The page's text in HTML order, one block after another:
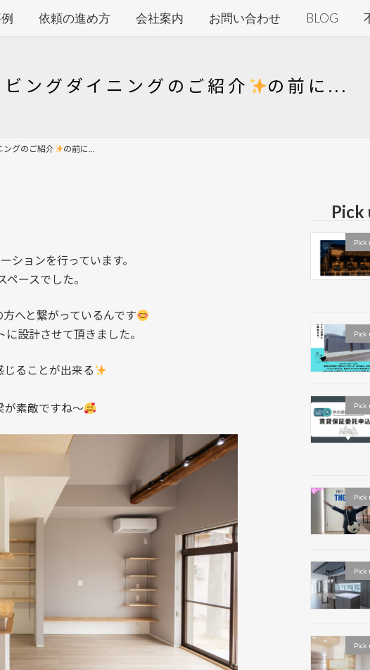
依頼の進め方 会社案内 お問い合わせ BLOG
ングダイニングのご紹介 の前に...
ングのご紹介 の前に...
ションを行っています。
ースでした。
へと繋がっているんです
設計させて頂きました。
ることが出来る
が素敵ですね～
Pick
Pick
Pick
Pick
Pick
Pick
Pick